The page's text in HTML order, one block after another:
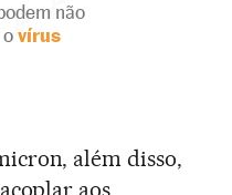
não
vírus
além disso,